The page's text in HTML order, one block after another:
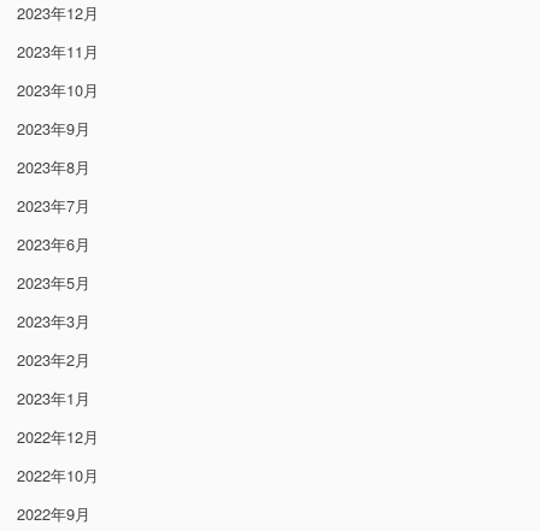
2023年12月
2023年11月
2023年10月
2023年9月
2023年8月
2023年7月
2023年6月
2023年5月
2023年3月
2023年2月
2023年1月
2022年12月
2022年10月
2022年9月